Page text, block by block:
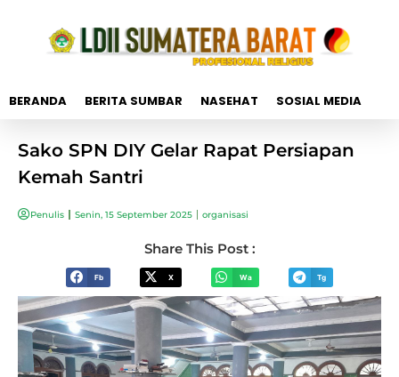
BERANDA BERITA SUMBAR NASEHAT SOSIAL MEDIA
Sako SPN DIY Gelar Rapat Persiapan
Kemah Santri
Penulis Senin, 15 September 2025 organisasi
Share This Post :
Fb X Wa Tg